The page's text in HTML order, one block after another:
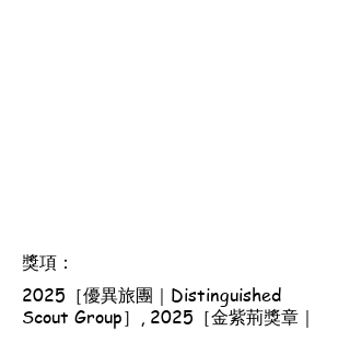
獎項：
2025［優異旅團｜Distinguished
Scout Group］, 2025［金紫荊獎章｜